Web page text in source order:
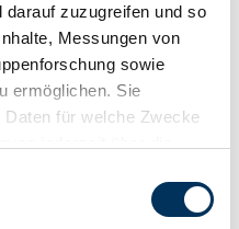
zuzugreifen und so
Messungen von
sowie
ermöglichen. Sie
für welche Zwecke